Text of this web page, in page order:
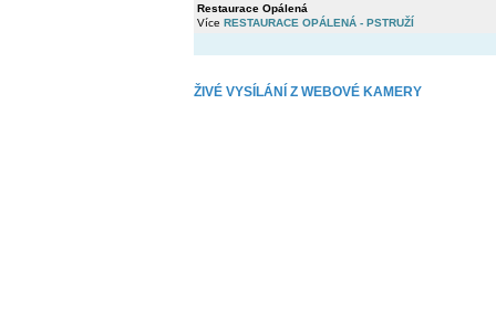
Restaurace Opálená
Více RESTAURACE OPÁLENÁ - PSTRUŽÍ
ŽIVÉ VYSÍLÁNÍ Z WEBOVÉ KAMERY